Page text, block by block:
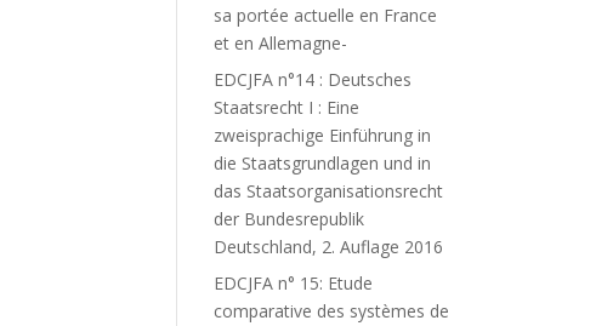
sa portée actuelle en France
et en Allemagne-
EDCJFA n°14 : Deutsches
Staatsrecht I : Eine
zweisprachige Einführung in
die Staatsgrundlagen und in
das Staatsorganisationsrecht
der Bundesrepublik
Deutschland, 2. Auflage 2016
EDCJFA n° 15: Etude
comparative des systèmes de